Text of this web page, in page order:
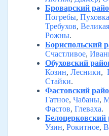
Броварский
Погребы, Пуховка
Требухов,
Рожны.
Бориспольский
Счастливое,
Обуховский
Козин, Лесники,
Стайки.
Фастовский
Гатное, Чабаны,
Фастов, Глеваха.
Белоцерковский
Узин, Рокитное,